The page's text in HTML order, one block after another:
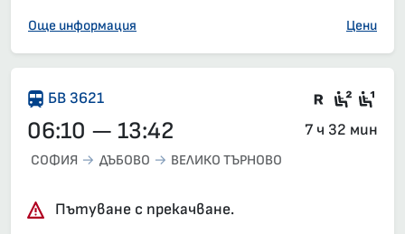
Още информация Цени
БВ 3621 Във
06:10 — 13:42 7 ч 32 мин
СОФИЯ ДЪБОВО ВЕЛИКО ТЪРНОВО
Пътуване с прекачване.